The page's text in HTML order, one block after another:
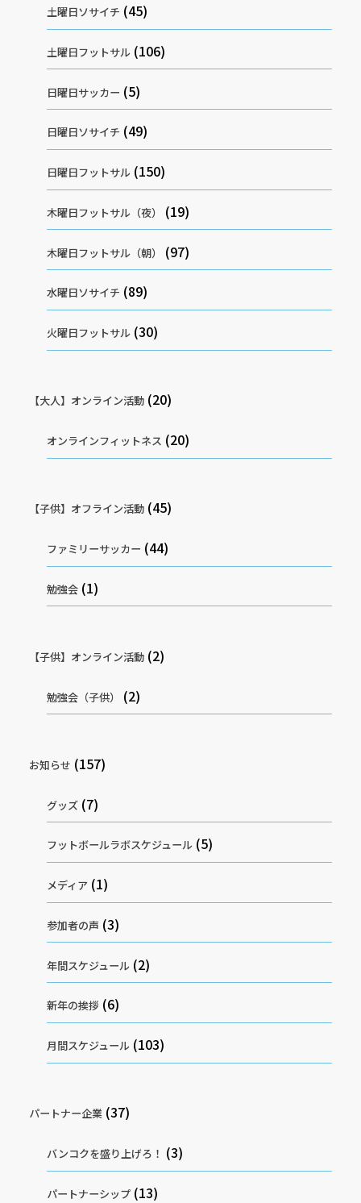
土曜日ソサイチ (45)
土曜日フットサル (106)
日曜日サッカー (5)
日曜日ソサイチ (49)
日曜日フットサル (150)
木曜日フットサル（夜） (19)
木曜日フットサル（朝） (97)
水曜日ソサイチ (89)
火曜日フットサル (30)
【大人】オンライン活動(20)
オンラインフィットネス (20)
【子供】オフライン活動(45)
ファミリーサッカー (44)
勉強会 (1)
【子供】オンライン活動(2)
勉強会（子供） (2)
お知らせ (157)
グッズ (7)
フットボールラボスケジュール (5)
メディア (1)
参加者の声 (3)
年間スケジュール (2)
新年の挨拶 (6)
月間スケジュール (103)
パートナー企業 (37)
バンコクを盛り上げろ！ (3)
パートナーシップ (13)